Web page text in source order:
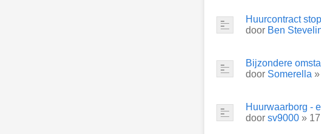
Huurcontract
door Ben
Bijzondere
door Somerella
Huurwaarborg -
door sv9000 »